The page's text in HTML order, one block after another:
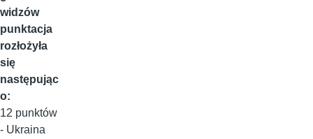
widzów
punktacja
rozłożyła
się
następując
o:
12 punktów
- Ukraina